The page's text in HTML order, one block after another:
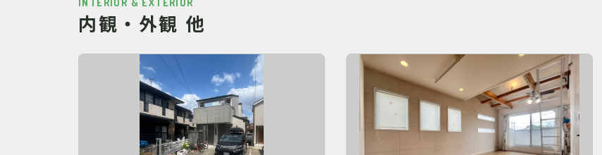
INTERIOR & EXTERIOR
内観・外観 他